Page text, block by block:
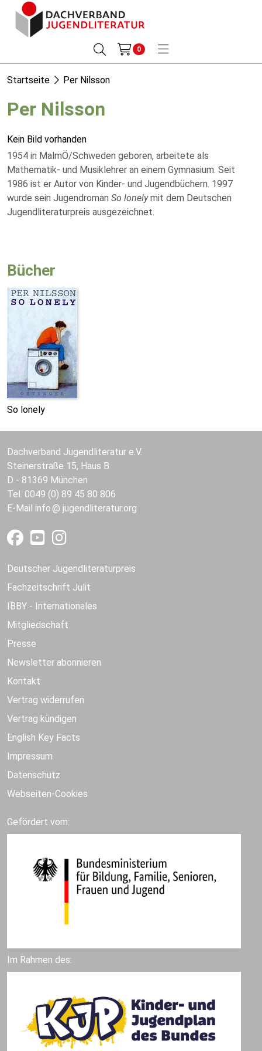
0
Startseite Per Nilsson
Per Nilsson
Kein Bild vorhanden
1954 in MalmÖ/Schweden geboren, arbeitete als
Mathematik- und Musiklehrer an einem Gymnasium. Seit
1986 ist er Autor von Kinder- und Jugendbüchern. 1997
wurde sein Jugendroman So lonelymit dem Deutschen
Jugendliteraturpreis ausgezeichnet.
Bücher
So lonely
Dachverband Jugendliteratur e.V.
Steinerstraße 15, Haus B
D - 81369 München
Tel. 0049 (0) 89 45 80 806
E-Mail info jugendliteratur.org
Deutscher Jugendliteraturpreis
Fachzeitschrift Julit
IBBY - Internationales
Mitgliedschaft
Presse
Newsletter abonnieren
Kontakt
Vertrag widerrufen
Vertrag kündigen
English Key Facts
Impressum
Datenschutz
Webseiten-Cookies
Gefördert vom:
Im Rahmen des: